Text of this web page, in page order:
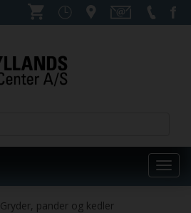
Gryder, pander og kedler